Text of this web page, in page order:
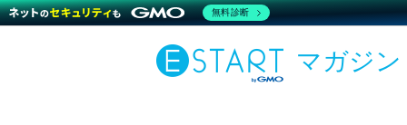
マガジン
無料診断